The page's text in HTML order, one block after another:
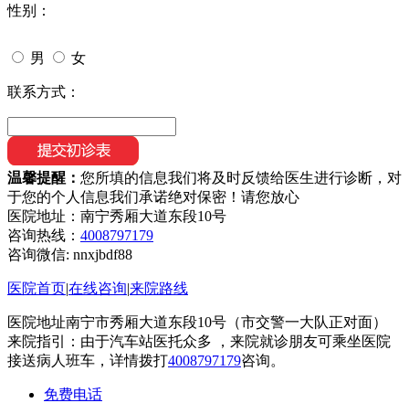
性别：
男 女
联系方式：
温馨提醒： 您所填的信息我们将及时反馈给医生进行诊断，对
于您的个人信息我们承诺绝对保密！请您放心
医院地址：南宁秀厢大道东段10号
咨询热线： 4008797179
咨询微信: nnxjbdf88
医院首页|在线咨询|来院路线
医院地址南宁市秀厢大道东段10号（市交警一大队正对面）
来院指引：由于汽车站医托众多 ，来院就诊朋友可乘坐医院
接送病人班车，详情拨打4008797179咨询。
免费电话